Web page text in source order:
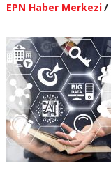
EPN Haber Merkezi/